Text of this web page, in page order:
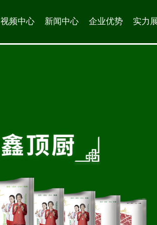
视频中心 新闻中心 企业优势 实力